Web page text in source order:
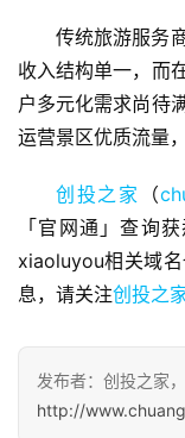
融
资
商
业
察
初
传统旅游服务
收入结构单一，而
户多元化需求尚待
运营景区优质流量
创投之家 （
「官网通」查询
xiaoluyou相关域
息，请关注创投之
发布者：创投之家
http://